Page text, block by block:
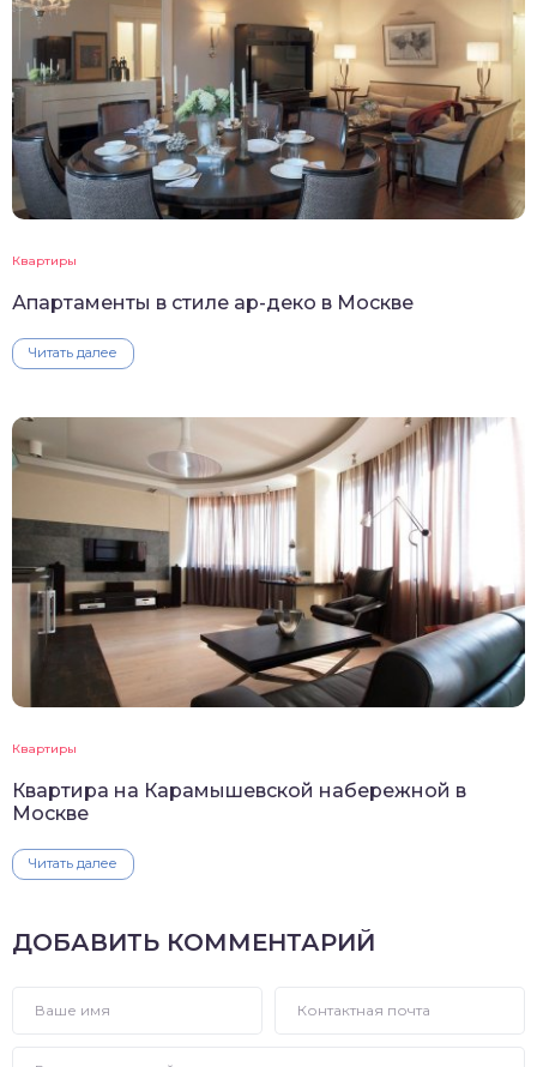
Квартиры
Апартаменты в стиле ар-деко в Москве
Читать далее
Квартиры
Квартира на Карамышевской набережной в
Москве
Читать далее
ДОБАВИТЬ КОММЕНТАРИЙ